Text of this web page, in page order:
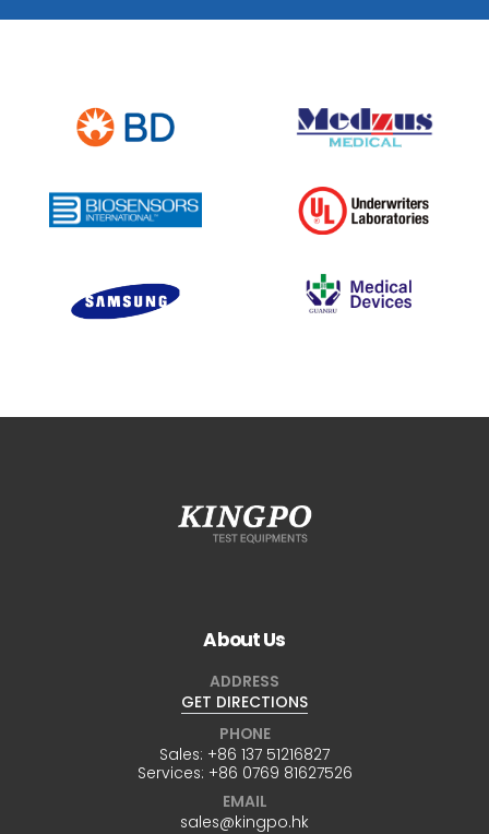
About Us
ADDRESS
GET DIRECTIONS
PHONE
Sales: +86 137 51216827
Services: +86 0769 81627526
EMAIL
sales@kingpo.hk